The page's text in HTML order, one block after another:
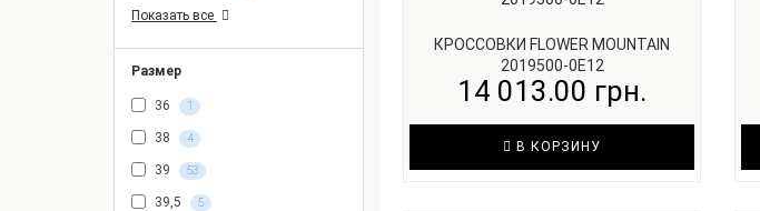
Показать все
Размер
36 1
38 4
39 53
39,5 5
КРОССОВКИ FLOWER MOUNTAIN
2019500-0E12
14 013.00 грн.
В КОРЗИНУ